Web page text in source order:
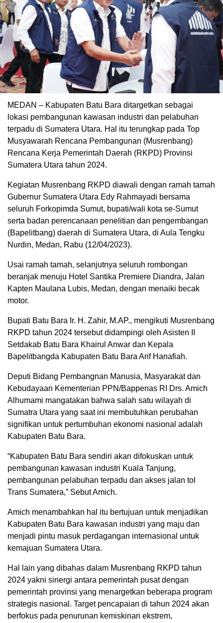
MEDAN – Kabupaten Batu Bara ditargetkan sebagai
lokasi pembangunan kawasan industri dan pelabuhan
terpadu di Sumatera Utara. Hal itu terungkap pada Top
Musyawarah Rencana Pembangunan (Musrenbang)
Rencana Kerja Pemerintah Daerah (RKPD) Provinsi
Sumatera Utara tahun 2024.
Kegiatan Musrenbang RKPD diawali dengan ramah tamah
Gubernur Sumatera Utara Edy Rahmayadi bersama
seluruh Forkopimda Sumut, bupati/wali kota se-Sumut
serta badan perencanaan penelitian dan pengembangan
(Bapelitbang) daerah di Sumatera Utara, di Aula Tengku
Nurdin, Medan, Rabu (12/04/2023).
Usai ramah tamah, selanjutnya seluruh rombongan
beranjak menuju Hotel Santika Premiere Diandra, Jalan
Kapten Maulana Lubis, Medan, dengan menaiki becak
motor.
Bupati Batu Bara Ir. H. Zahir, M.AP., mengikuti Musrenbang
RKPD tahun 2024 tersebut didampingi oleh Asisten II
Setdakab Batu Bara Khairul Anwar dan Kepala
Bapelitbangda Kabupaten Batu Bara Arif Hanafiah.
Deputi Bidang Pembangnan Manusia, Masyarakat dan
Kebudayaan Kementerian PPN/Bappenas RI Drs. Amich
Alhumami mangatakan bahwa salah satu wilayah di
Sumatra Utara yang saat ini membutuhkan perubahan
signifikan untuk pertumbuhan ekonomi nasional adalah
Kabupaten Batu Bara.
“Kabupaten Batu Bara sendiri akan difokuskan untuk
pembangunan kawasan industri Kuala Tanjung,
pembangunan pelabuhan terpadu dan akses jalan tol
Trans Sumatera,” Sebut Amich.
Amich menambahkan hal itu bertujuan untuk menjadikan
Kabupaten Batu Bara kawasan industri yang maju dan
menjadi pintu masuk perdagangan internasional untuk
kemajuan Sumatera Utara.
Hal lain yang dibahas dalam Musrenbang RKPD tahun
2024 yakni sinergi antara pemerintah pusat dengan
pemerintah provinsi yang menargetkan beberapa program
strategis nasional. Target pencapaian di tahun 2024 akan
berfokus pada penurunan kemiskinan ekstrem,